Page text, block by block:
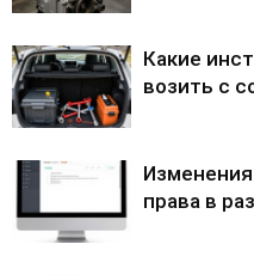
Какие
возить с
права в